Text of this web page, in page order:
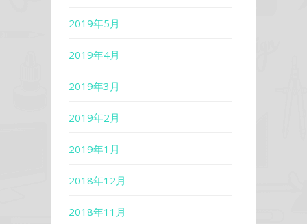
2019年5月
2019年4月
2019年3月
2019年2月
2019年1月
2018年12月
2018年11月